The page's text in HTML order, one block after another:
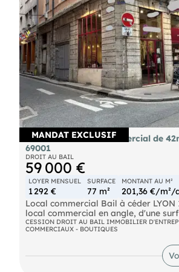
Loyer cohérent au regard de la
l’emplacement et du secteur.
Agent commercial (Entreprise
RSAC 69 02228
MANDAT EXCLUSIF
Bail à céder local commercial de
69001
DROIT AU BAIL
59 000 €
LOYER MENSUEL
1 292 €
SURFACE
77 m²
MONTANT AU M²
201,36 €/m²/
Local commercial Bail à céder LYON
local commercial en angle, d'une
et un sous-sol utile de 35 m²
Magnifique local commercial d'angle,
cachet, très belle hauteur sous
pierres, poutres apparentes (esprit
emplacement N°1 et beau linéaire
CESSION DROIT AU BAIL IMMOBILIER
COMMERCIAUX - BOUTIQUES